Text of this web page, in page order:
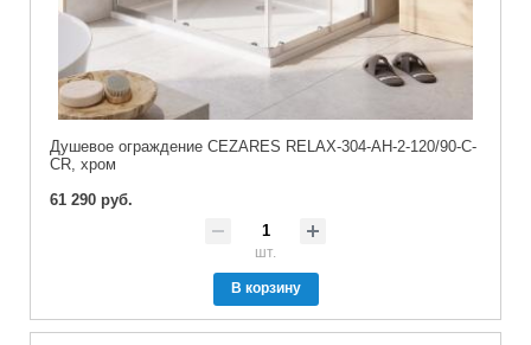
Душевое ограждение CEZARES RELAX-304-AH-2-120/90-C-
CR, хром
61 290 руб.
шт.
В корзину